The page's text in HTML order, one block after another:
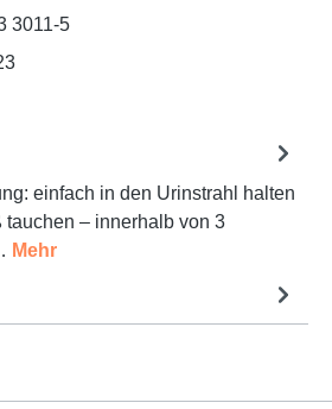
3011-5
einfach in den Urinstrahl halten
– innerhalb von 3
Mehr